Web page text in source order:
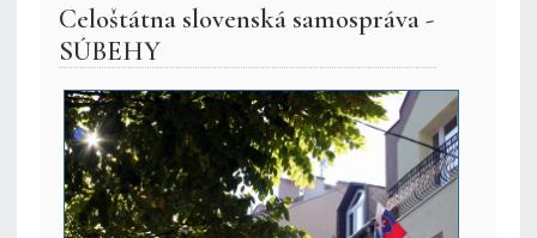
Celoštátna slovenská samospráva -
SÚBEHY